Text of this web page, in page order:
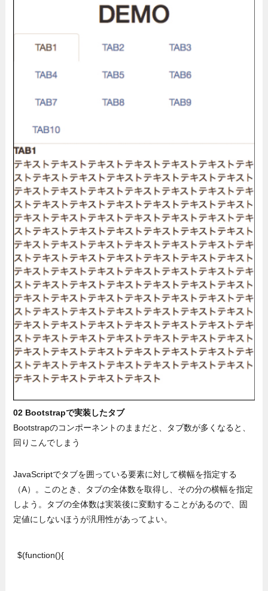
02 Bootstrapで実装したタブ
Bootstrapのコンポーネントのままだと、タブ数が多くなると、
回りこんでしまう
JavaScriptでタブを囲っている要素に対して横幅を指定する
（A）。このとき、タブの全体数を取得し、その分の横幅を指定
しよう。タブの全体数は実装後に変動することがあるので、固
定値にしないほうが汎用性があってよい。
$(function(){